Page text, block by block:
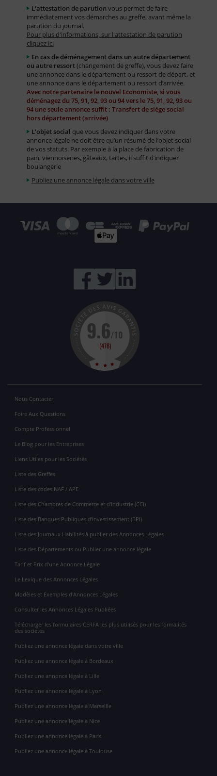
L'attestation de parution vous permet de faire
immédiatement vos démarches au greffe, avant même la
parution du journal.
Pour plus d'informations, sur l'attestation de parution
cliquez ici
En cas de déménagement dans un autre département
ou autre ressort(changement de greffe), vous devez faire
une annonce dans le département ou ressort de départ, et
une annonce dans le département ou ressort d’arrivée.
Avec notre partenaire le nouvel Economiste, si vous
déménagez du 75, 91, 92, 93 ou 94 vers le 75, 91, 92, 93 ou
94 une seule annonce suffit : Transfert de siège social
hors département (arrivée)
L’objet social que vous devez indiquer dans votre
annonce légale ne doit être qu’un résumé de l’objet social
de vos statuts. Par exemple à la place de fabrication de
pain, viennoiseries, gâteaux, tartes, il suffit d’indiquer
boulangerie
Publiez une annonce légale dans votre ville
Nous Contacter
Foire Aux Questions
Compte Professionnel
Le Blog pour les Entreprises
Liens Utiles pour les Sociétés
Liste des Greffes
Liste des codes NAF / APE
Liste des Chambres de Commerce et d'Industrie (CCI)
Liste des Banques Publiques d'Investissement (BPI)
Liste des Journaux Habilités à publier des Annonces Légales
Liste des Départements ou Publier une annonce légale
Tarif et Prix d'une Annonce Légale
Le Lexique des Annonces Légales
Modèles et Exemples d'Annonces Légales
Consulter les Annonces Légales Publiées
Télécharger les formulaires CERFA les plus utilisés pour les formalités
des sociétés
Publiez une annonce légale dans votre ville
Publiez une annonce légale à Bordeaux
Publiez une annonce légale à Lille
Publiez une annonce légale à Lyon
Publiez une annonce légale à Marseille
Publiez une annonce légale à Nice
Publiez une annonce légale à Paris
Publiez une annonce légale à Toulouse